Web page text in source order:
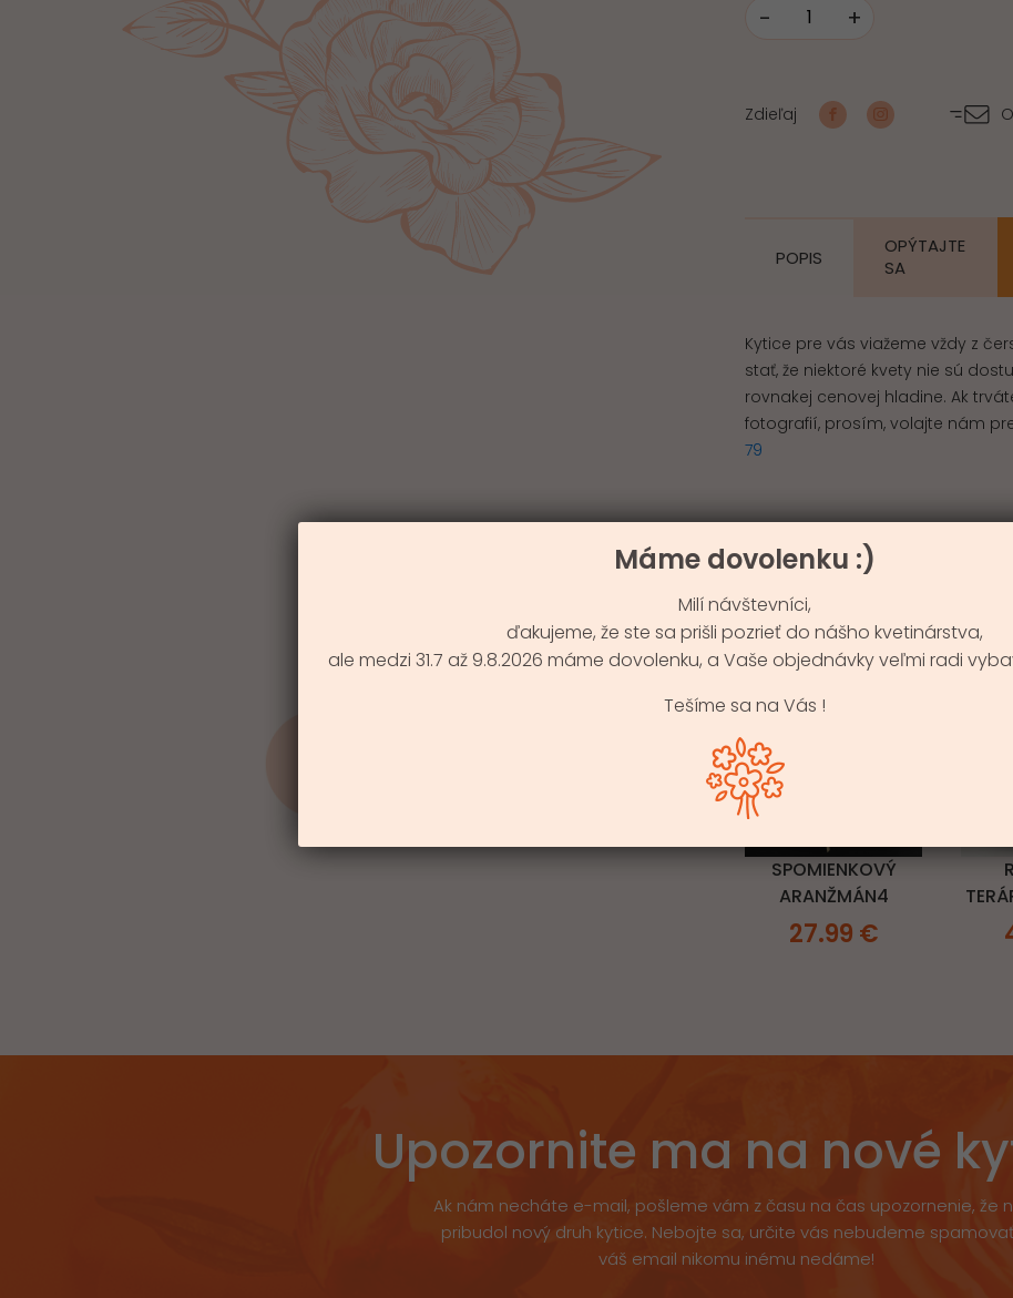
-
prírodný
+
Zdieľaj
POPIS
OPÝTAJTE
SA
Kytice pre vás viažeme vždy z
stať, že niektoré kvety nie sú
rovnakej cenovej hladine. Ak
fotografií, prosím, volajte nám
79
PODOBNÉ KYTICE
SPOMIENKOVÝ
ARANŽMÁN4
27.99 €
Upozornite ma na nové
Ak nám necháte e-mail, pošleme vám z času na čas upozornenie, že
pribudol nový druh kytice. Nebojte sa, určite vás nebudeme
váš email nikomu inému nedáme!
Máme dovolenku :)
Milí návštevníci,
ďakujeme, že ste sa prišli pozrieť do nášho kvetinárstva,
ale medzi 31.7 až 9.8.2026 máme dovolenku, a Vaše objednávky veľmi radi
Tešíme sa na Vás !